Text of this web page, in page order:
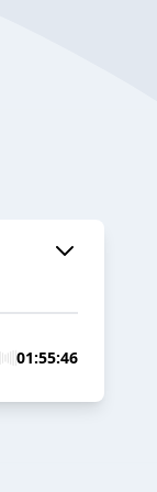
01:55:46